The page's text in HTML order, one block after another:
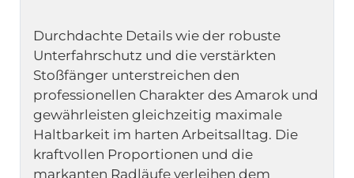
Durchdachte Details wie der robuste
Unterfahrschutz und die verstärkten
Stoßfänger unterstreichen den
professionellen Charakter des Amarok und
gewährleisten gleichzeitig maximale
Haltbarkeit im harten Arbeitsalltag. Die
kraftvollen Proportionen und die
markanten Radläufe verleihen dem